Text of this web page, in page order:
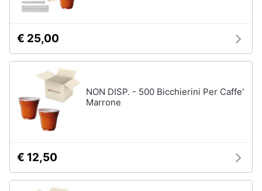
€ 25,00
NON DISP. - 500 Bicchierini Per Caffe'
Marrone
€ 12,50